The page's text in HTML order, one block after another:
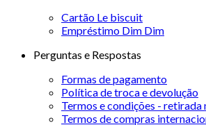
Cartão Le biscuit
Empréstimo Dim Dim
Perguntas e Respostas
Formas de pagamento
Política de troca e devolução
Termos e condições - retirada
Termos de compras